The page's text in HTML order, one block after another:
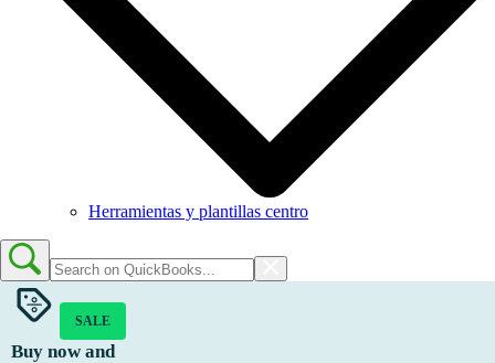
Herramientas y plantillas centro
SALE
Buy now and